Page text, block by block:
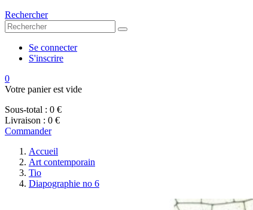
Rechercher
Se connecter
S'inscrire
0
Votre panier est vide
Sous-total : 0 €
Livraison : 0 €
Commander
Accueil
Art contemporain
Tio
Diapographie no 6